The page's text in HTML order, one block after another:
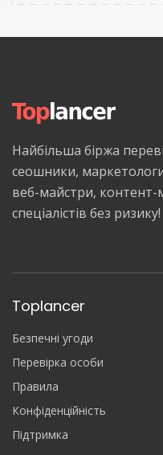
Найбільша біржа
сеошники,
веб-майстри,
спеціалістів без ризику!
Toplancer
Безпечні угоди
Перевірка особи
Правила
Конфіденційність
Підтримка